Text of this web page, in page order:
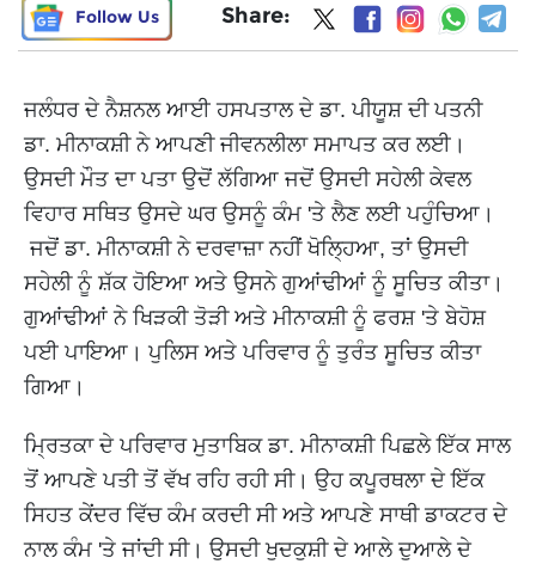
Follow Us Share:
ਜਲੰਧਰ ਦੇ ਨੈਸ਼ਨਲ ਆਈ ਹਸਪਤਾਲ ਦੇ ਡਾ. ਪੀਯੂਸ਼ ਦੀ ਪਤਨੀ
ਡਾ. ਮੀਨਾਕਸ਼ੀ ਨੇ ਆਪਣੀ ਜੀਵਨਲੀਲਾ ਸਮਾਪਤ ਕਰ ਲਈ।
ਉਸਦੀ ਮੌਤ ਦਾ ਪਤਾ ਉਦੋਂ ਲੱਗਿਆ ਜਦੋਂ ਉਸਦੀ ਸਹੇਲੀ ਕੇਵਲ
ਵਿਹਾਰ ਸਥਿਤ ਉਸਦੇ ਘਰ ਉਸਨੂੰ ਕੰਮ 'ਤੇ ਲੈਣ ਲਈ ਪਹੁੰਚਿਆ।
ਜਦੋਂ ਡਾ. ਮੀਨਾਕਸ਼ੀ ਨੇ ਦਰਵਾਜ਼ਾ ਨਹੀਂ ਖੋਲ੍ਹਿਆ, ਤਾਂ ਉਸਦੀ
ਸਹੇਲੀ ਨੂੰ ਸ਼ੱਕ ਹੋਇਆ ਅਤੇ ਉਸਨੇ ਗੁਆਂਢੀਆਂ ਨੂੰ ਸੂਚਿਤ ਕੀਤਾ।
ਗੁਆਂਢੀਆਂ ਨੇ ਖਿੜਕੀ ਤੋੜੀ ਅਤੇ ਮੀਨਾਕਸ਼ੀ ਨੂੰ ਫਰਸ਼ 'ਤੇ ਬੇਹੋਸ਼
ਪਈ ਪਾਇਆ। ਪੁਲਿਸ ਅਤੇ ਪਰਿਵਾਰ ਨੂੰ ਤੁਰੰਤ ਸੂਚਿਤ ਕੀਤਾ
ਗਿਆ।
ਮ੍ਰਿਤਕਾ ਦੇ ਪਰਿਵਾਰ ਮੁਤਾਬਿਕ ਡਾ. ਮੀਨਾਕਸ਼ੀ ਪਿਛਲੇ ਇੱਕ ਸਾਲ
ਤੋਂ ਆਪਣੇ ਪਤੀ ਤੋਂ ਵੱਖ ਰਹਿ ਰਹੀ ਸੀ। ਉਹ ਕਪੂਰਥਲਾ ਦੇ ਇੱਕ
ਸਿਹਤ ਕੇਂਦਰ ਵਿੱਚ ਕੰਮ ਕਰਦੀ ਸੀ ਅਤੇ ਆਪਣੇ ਸਾਥੀ ਡਾਕਟਰ ਦੇ
ਨਾਲ ਕੰਮ 'ਤੇ ਜਾਂਦੀ ਸੀ। ਉਸਦੀ ਖੁਦਕੁਸ਼ੀ ਦੇ ਆਲੇ ਦੁਆਲੇ ਦੇ